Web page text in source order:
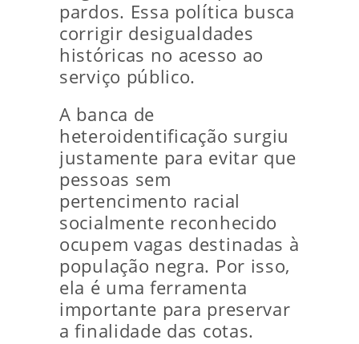
pardos. Essa política busca
corrigir desigualdades
históricas no acesso ao
serviço público.
A banca de
heteroidentificação surgiu
justamente para evitar que
pessoas sem
pertencimento racial
socialmente reconhecido
ocupem vagas destinadas à
população negra. Por isso,
ela é uma ferramenta
importante para preservar
a finalidade das cotas.